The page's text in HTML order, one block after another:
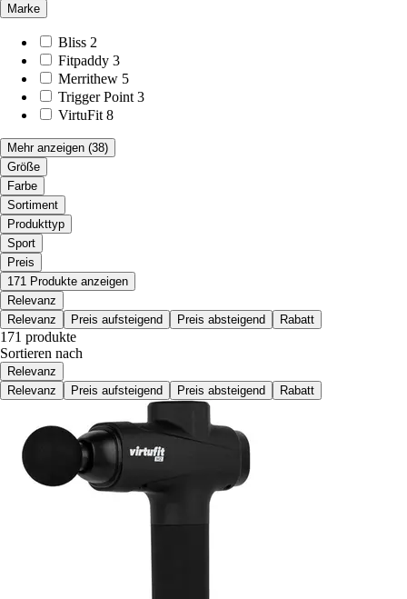
Marke
Bliss 2
Fitpaddy 3
Merrithew 5
Trigger Point 3
VirtuFit 8
Mehr anzeigen (38)
Größe
Farbe
Sortiment
Produkttyp
Sport
Preis
171 Produkte anzeigen
Relevanz
Relevanz
Preis aufsteigend Preis absteigend Rabatt
171 produkte
Sortieren nach
Relevanz
Relevanz
Preis aufsteigend Preis absteigend Rabatt